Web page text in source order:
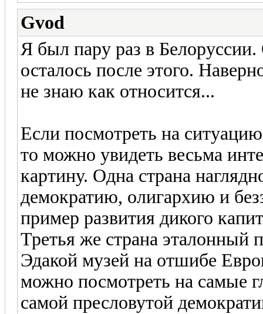
Gvod
Я был пару раз в Белоруссии.
осталось после этого.
не знаю как относится...
Если посмотреть на
то можно увидеть весьма
картину. Одна страна
демократию, олигархию и
пример развития дикого
Третья же страна эталонный
Эдакой музей на отшибе
можно посмотреть на самые
самой пресловутой